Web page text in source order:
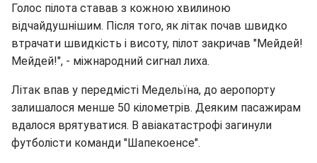
Голос пілота ставав з кожною хвилиною
відчайдушнішим. Після того, як літак почав швидко
втрачати швидкість і висоту, пілот закричав "Мейдей!
Мейдей!", - міжнародний сигнал лиха.
Літак впав у передмісті Медельїна, до аеропорту
залишалося менше 50 кілометрів. Деяким пасажирам
вдалося врятуватися. В авіакатастрофі загинули
футболісти команди "Шапекоенсе".